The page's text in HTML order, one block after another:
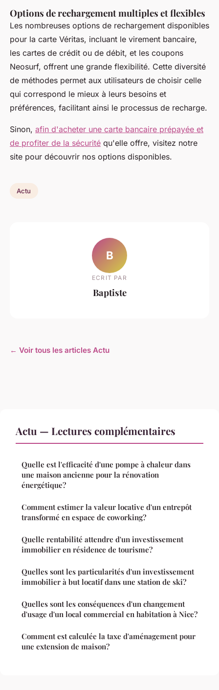
Options de rechargement multiples et flexibles
Les nombreuses options de rechargement disponibles
pour la carte Véritas, incluant le virement bancaire,
les cartes de crédit ou de débit, et les coupons
Neosurf, offrent une grande flexibilité. Cette diversité
de méthodes permet aux utilisateurs de choisir celle
qui correspond le mieux à leurs besoins et
préférences, facilitant ainsi le processus de recharge.
Sinon, afin d'acheter une carte bancaire prépayée et
de profiter de la sécurité qu'elle offre, visitez notre
site pour découvrir nos options disponibles.
Actu
B
ECRIT PAR
Baptiste
← Voir tous les articles Actu
Actu — Lectures complémentaires
Quelle est l'efficacité d'une pompe à chaleur dans
une maison ancienne pour la rénovation
énergétique?
Comment estimer la valeur locative d'un entrepôt
transformé en espace de coworking?
Quelle rentabilité attendre d'un investissement
immobilier en résidence de tourisme?
Quelles sont les particularités d'un investissement
immobilier à but locatif dans une station de ski?
Quelles sont les conséquences d'un changement
d'usage d'un local commercial en habitation à Nice?
Comment est calculée la taxe d'aménagement pour
une extension de maison?